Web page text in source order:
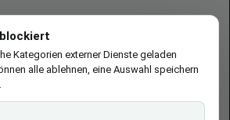
der Seitenbetreiber an qualifizierten
Verfügbarkeiten
Verfügbarkeiten angezeigt werden,
Kategorien externer Dienste geladen
alle ablehnen, eine Auswahl speichern